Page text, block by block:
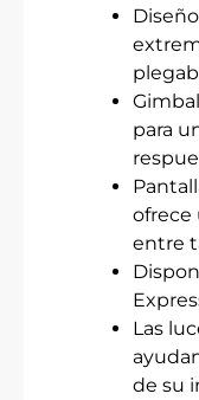
para
ofrece
entre
Las
de su